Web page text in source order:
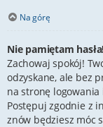
Na górę
Nie pamiętam
Zachowaj spokój!
odzyskane, ale bez
na stronę logowania
Postępuj zgodnie z
znów będziesz móc